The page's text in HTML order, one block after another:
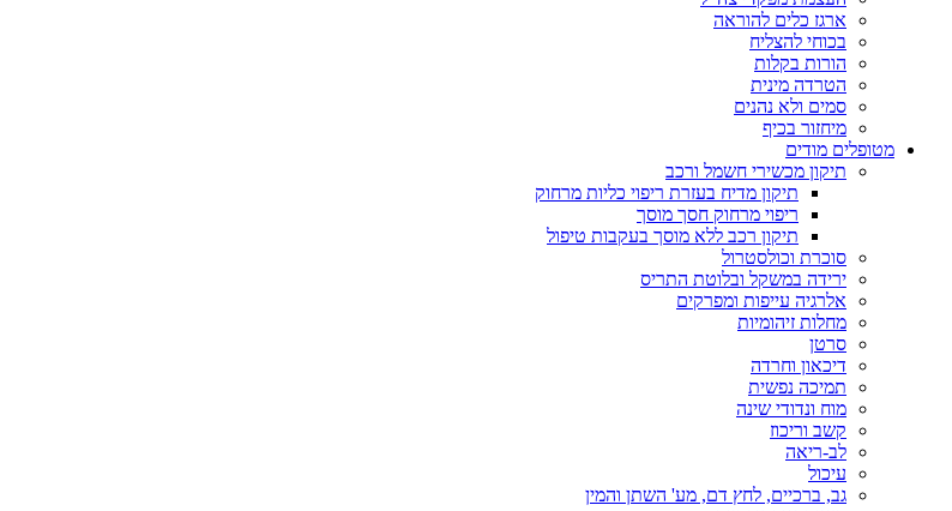
ארגז כלים להוראה
בכוחי להצליח
הורות בקלות
הטרדה מינית
סמים ולא נהנים
מיחזור בכיף
מטופלים מודים
תיקון מכשירי חשמל ורכב
תיקון מדיח בעזרת ריפוי כליות מרחוק
ריפוי מרחוק חסך מוסך
תיקון רכב ללא מוסך בעקבות טיפול
סוכרת וכולסטרול
ירידה במשקל ובלוטת התריס
אלרגיה עייפות ומפרקים
מחלות זיהומיות
סרטן
דיכאון וחרדה
תמיכה נפשית
מוח ונדודי שינה
קשב וריכוז
לב-ריאה
עיכול
גב, ברכיים, לחץ דם, מע' השתן והמין